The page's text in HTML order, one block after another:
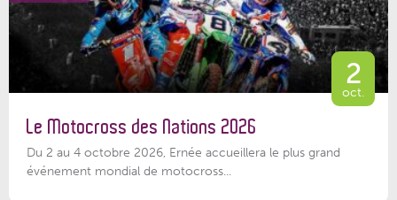
2
oct.
Le Motocross des Nations 2026
Du 2 au 4 octobre 2026, Ernée accueillera le plus grand
événement mondial de motocross...